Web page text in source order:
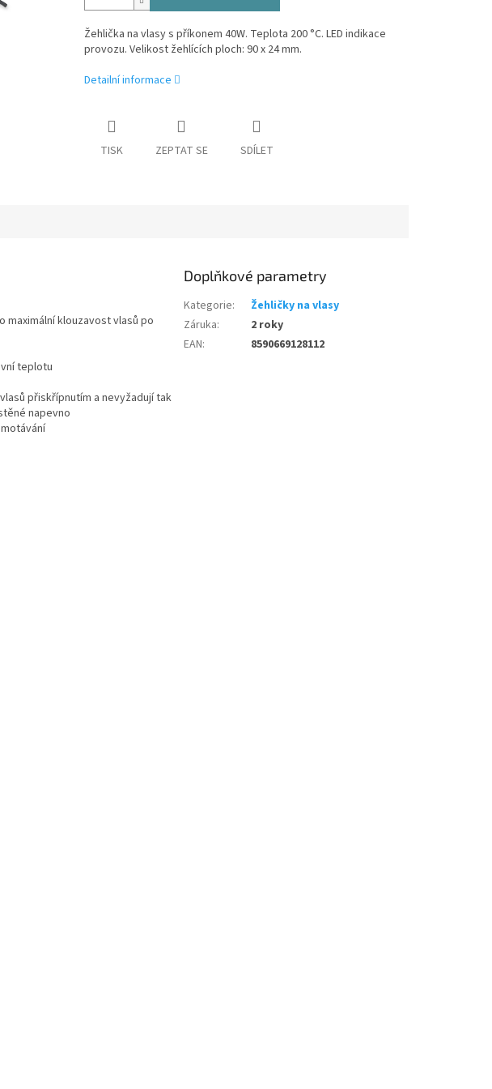
Žehlička na vlasy s příkonem 40W. Teplota 200 °C. LED indikace
provozu. Velikost žehlících ploch: 90 x 24 mm.
Detailní informace
TISK ZEPTAT SE SDÍLET
maximální klouzavost vlasů po
teplotu
přiskřípnutím a nevyžadují tak
napevno
Doplňkové parametry
Kategorie:
Žehličky na vlasy
Záruka:
2 roky
EAN: 8590669128112